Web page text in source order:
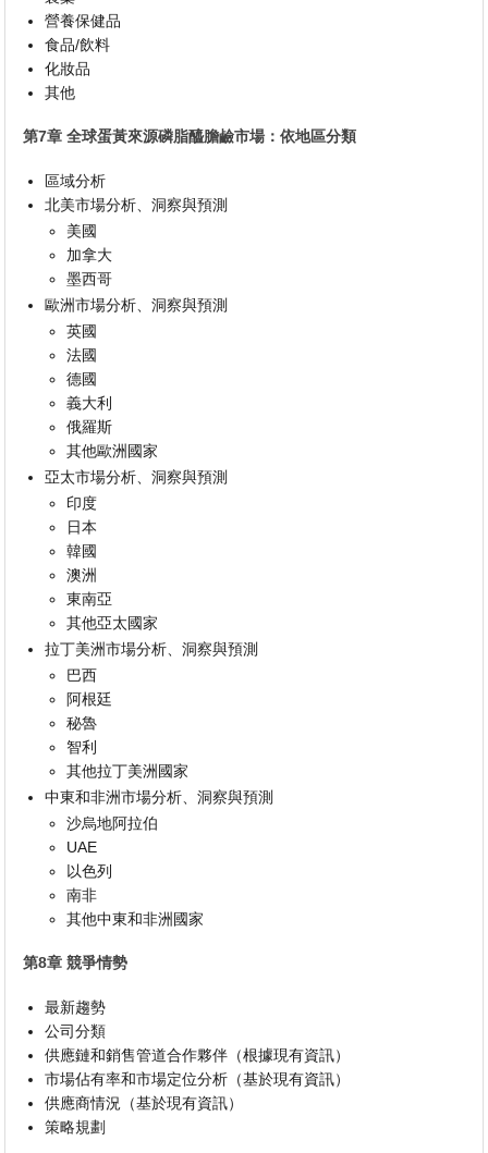
營養保健品
食品/飲料
化妝品
其他
第7章 全球蛋黃來源磷脂醯膽鹼市場：依地區分類
區域分析
北美市場分析、洞察與預測
美國
加拿大
墨西哥
歐洲市場分析、洞察與預測
英國
法國
德國
義大利
俄羅斯
其他歐洲國家
亞太市場分析、洞察與預測
印度
日本
韓國
澳洲
東南亞
其他亞太國家
拉丁美洲市場分析、洞察與預測
巴西
阿根廷
秘魯
智利
其他拉丁美洲國家
中東和非洲市場分析、洞察與預測
沙烏地阿拉伯
UAE
以色列
南非
其他中東和非洲國家
第8章 競爭情勢
最新趨勢
公司分類
供應鏈和銷售管道合作夥伴（根據現有資訊）
市場佔有率和市場定位分析（基於現有資訊）
供應商情況（基於現有資訊）
策略規劃